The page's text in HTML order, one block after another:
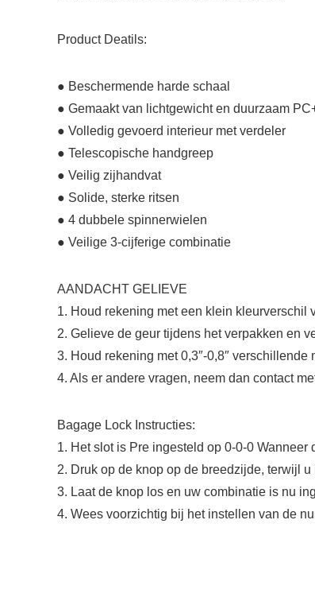
Product Deatils:
● Beschermende harde schaal
● Gemaakt van lichtgewicht en duurzaam
● Volledig gevoerd interieur met verdeler
● Telescopische handgreep
● Veilig zijhandvat
● Solide, sterke ritsen
● 4 dubbele spinnerwielen
● Veilige 3-cijferige combinatie
AANDACHT GELIEVE
1. Houd rekening met een klein kleurverschil
2. Gelieve de geur tijdens het verpakken en
3. Houd rekening met 0,3″-0,8″
4. Als er andere vragen, neem dan contact
Bagage Lock Instructies:
1. Het slot is Pre ingesteld op 0-0-0
2. Druk op de knop op de breedzijde, terwijl
3. Laat de knop los en uw combinatie is nu
4. Wees voorzichtig bij het instellen van de